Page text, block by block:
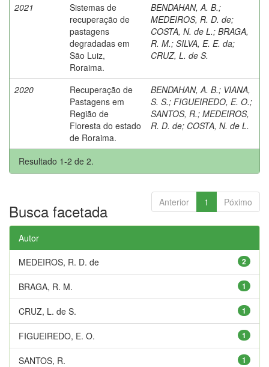
2021
Sistemas de
recuperação de
pastagens
degradadas em
São Luiz,
Roraima.
BENDAHAN, A. B.;
MEDEIROS, R. D. de;
COSTA, N. de L.; BRAGA,
R. M.; SILVA, E. E. da;
CRUZ, L. de S.
2020
Recuperação de
Pastagens em
Região de
Floresta do estado
de Roraima.
BENDAHAN, A. B.; VIANA,
S. S.; FIGUEIREDO, E. O.;
SANTOS, R.; MEDEIROS,
R. D. de; COSTA, N. de L.
Resultado 1-2 de 2.
Anterior 1 Póximo
Busca facetada
Autor
2
MEDEIROS, R. D. de
1
BRAGA, R. M.
1
CRUZ, L. de S.
1
FIGUEIREDO, E. O.
1
SANTOS, R.